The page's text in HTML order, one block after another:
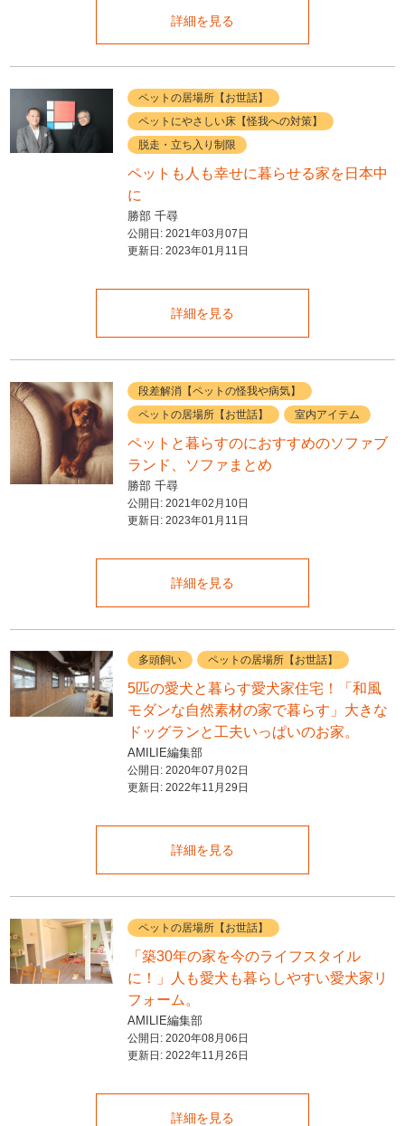
詳細を見る
ペットの居場所【お世話】
ペットにやさしい床【怪我への対策】
脱走・立ち入り制限
ペットも人も幸せに暮らせる家を日本中
に
勝部 千尋
公開日: 2021年03月07日
更新日: 2023年01月11日
詳細を見る
段差解消【ペットの怪我や病気】
ペットの居場所【お世話】
室内アイテム
ペットと暮らすのにおすすめのソファブ
ランド、ソファまとめ
勝部 千尋
公開日: 2021年02月10日
更新日: 2023年01月11日
詳細を見る
多頭飼い ペットの居場所【お世話】
5匹の愛犬と暮らす愛犬家住宅！「和風
モダンな自然素材の家で暮らす」大きな
ドッグランと工夫いっぱいのお家。
AMILIE編集部
公開日: 2020年07月02日
更新日: 2022年11月29日
詳細を見る
ペットの居場所【お世話】
「築30年の家を今のライフスタイル
に！」人も愛犬も暮らしやすい愛犬家リ
フォーム。
AMILIE編集部
公開日: 2020年08月06日
更新日: 2022年11月26日
詳細を見る